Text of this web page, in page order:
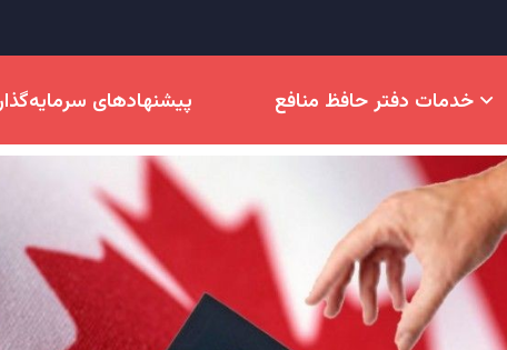
خدمات دفتر حافظ منافع پیشنهادهای